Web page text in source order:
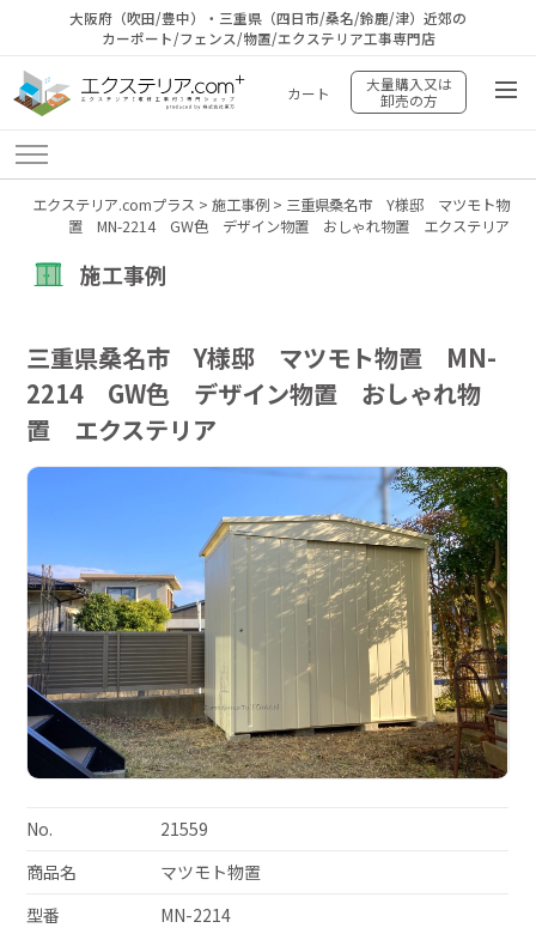
大阪府（吹田/豊中）・三重県（四日市/桑名/鈴鹿/津）近郊の
カーポート/フェンス/物置/エクステリア工事専門店
カート
大量購入又は
卸売の方
エクステリア.comプラス > 施工事例> 三重県桑名市 Y様邸 マツモト物
置 MN-2214 GW色 デザイン物置 おしゃれ物置 エクステリア
施工事例
三重県桑名市 Y様邸 マツモト物置 MN-
2214 GW色 デザイン物置 おしゃれ物
置 エクステリア
No.
21559
商品名
マツモト物置
型番
MN-2214